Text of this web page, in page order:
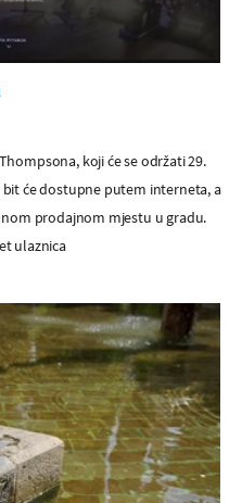
koji će se održati 29.
će dostupne putem interneta, a
prodajnom mjestu u gradu.
ulaznica